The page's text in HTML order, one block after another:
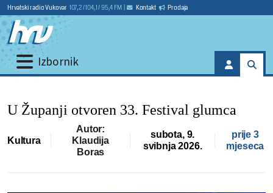
Hrvatski radio Vukovar 107,2 / 104,1 / 95,4 FM Kontakt Prodaja
Izbornik
U Županji otvoren 33. Festival glumca
Kultura
Autor:
Klaudija
Boras
subota, 9.
svibnja 2026.
prije 3
mjeseca